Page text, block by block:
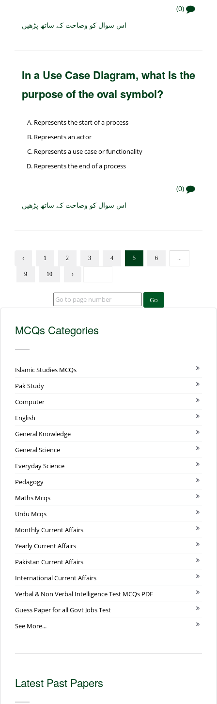
(0)
اس سوال کو وضاحت کے ساتھ پڑھیں
In a Use Case Diagram, what is the
purpose of the oval symbol?
Represents the start of a process
Represents an actor
Represents a use case or functionality
Represents the end of a process
(0)
اس سوال کو وضاحت کے ساتھ پڑھیں
‹ 1 2 3 4 5 6 ...
9 10 ›
Go
MCQs Categories
Islamic Studies MCQs
Pak Study
Computer
English
General Knowledge
General Science
Everyday Science
Pedagogy
Maths Mcqs
Urdu Mcqs
Monthly Current Affairs
Yearly Current Affairs
Pakistan Current Affairs
International Current Affairs
Verbal & Non Verbal Intelligence Test MCQs PDF
Guess Paper for all Govt Jobs Test
See More...
Latest Past Papers